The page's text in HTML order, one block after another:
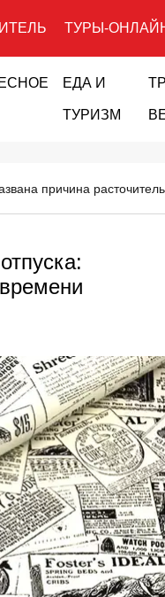
ТУРЫ-
ЕДА И
ТУРИЗМ
причина